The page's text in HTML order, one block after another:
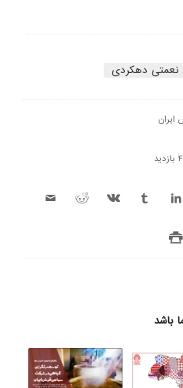
نعمتی دهکردی
باشد